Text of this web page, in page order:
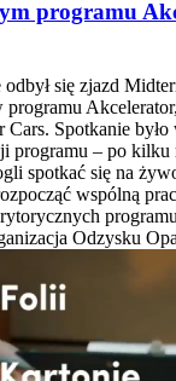
programu
się zjazd
programu
Cars. Spotkanie
programu – po kilku
spotkać się na
wspólną
Odzysku